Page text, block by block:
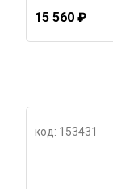
15 560 ₽
код: 153431